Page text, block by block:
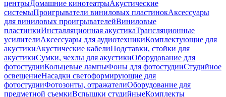
центрыДомашние кинотеатрыАкустические
системыПроигрыватели виниловых пластинокАксессуары
для виниловых проигрывателейВиниловые
пластинкиИнсталляционная акустикаТрансляционные
усилителиАксессуары для аудиотехникиКомплектующие для
акустикиАкустические кабелиПодставки, стойки для
акустикиСумки, чехлы для акустикиОборудование для
фотостудииКольцевые лампыФоны для фотостудииСтудийное
освещениеНасадки светоформирующие для
фотостудииФотозонты, отражателиОборудование для
предметной съемкиВспышки студийныеКомплекты